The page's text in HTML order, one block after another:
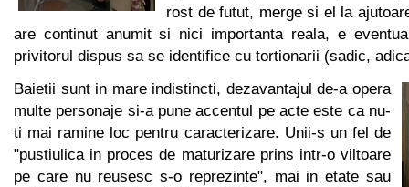
rost de futut, merge si el la
are continut anumit si nici importanta reala, e
privitorul dispus sa se identifice cu tortionarii (sadic,
Baietii sunt in mare indistincti, dezavantajul de-a opera
multe personaje si-a pune accentul pe acte este ca nu-
ti mai ramine loc pentru caracterizare. Unii-s un fel de
"pustiulica in proces de maturizare prins intr-o viltoare
pe care nu reusesc s-o reprezinte", mai in etate sau